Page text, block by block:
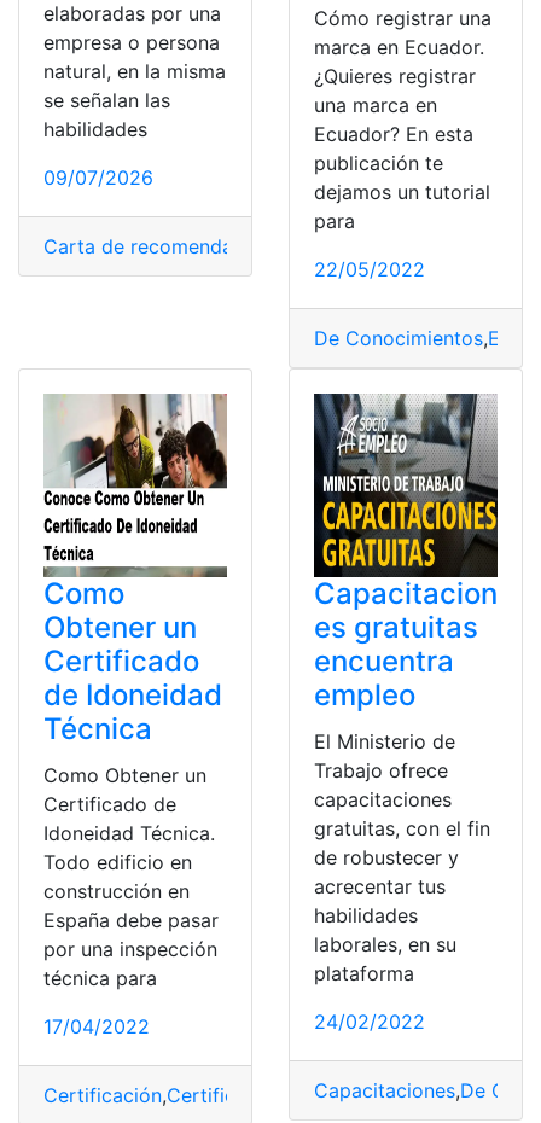
elaboradas por una
empresa o persona
natural, en la misma
se señalan las
habilidades
09/07/2026
Carta de recomendación
Cómo registrar una
marca en Ecuador.
¿Quieres registrar
una marca en
Ecuador? En esta
publicación te
dejamos un tutorial
para
22/05/2022
De Conocimientos,
Como
Obtener un
Certificado
de Idoneidad
Técnica
Como Obtener un
Certificado de
Idoneidad Técnica.
Todo edificio en
construcción en
España debe pasar
por una inspección
técnica para
17/04/2022
Certificación,Certificados De Conocimientos,España
Capacitacion
es gratuitas
encuentra
empleo
El Ministerio de
Trabajo ofrece
capacitaciones
gratuitas, con el fin
de robustecer y
acrecentar tus
habilidades
laborales, en su
plataforma
24/02/2022
Capacitaciones,De